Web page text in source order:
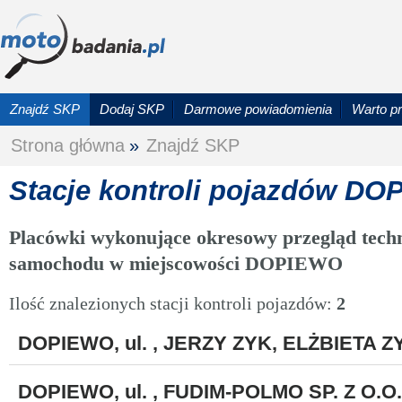
Znajdź SKP Dodaj SKP Darmowe powiadomienia Warto
Strona główna » Znajdź SKP
Stacje kontroli pojazdów
Placówki wykonujące okresowy przegląd
samochodu w miejscowości DOPIEWO
Ilość znalezionych stacji kontroli pojazdów: 2
DOPIEWO, ul. , JERZY ZYK, ELŻBIETA
DOPIEWO, ul. , FUDIM-POLMO SP. Z O.O.